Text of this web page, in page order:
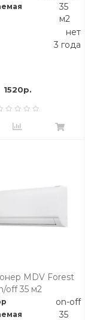
35
м2
нет
3 года
1520р.
MDV Forest
off 35 м2
on-off
35